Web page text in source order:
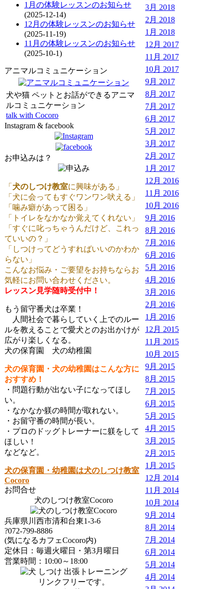
1月の体験レッスンのお知らせ
(2025-12-14)
12月の体験レッスンのお知らせ
(2025-11-19)
11月の体験レッスンのお知らせ
(2025-10-1)
アニマルコミュニケーション
犬や猫 ペットとお話ができるアニマ
ルコミュニケーション
talk with Cocoro
Instagram & facebook
お申込みは？
「 犬のしつけ教室に興味がある」
「犬に会ってもすぐワンワン吠える」
「噛み癖があって困る」
「トイレをなかなか覚えてくれない」
「すぐに叱っちゃうんだけど、これっ
ていいの？」
「しつけってどうすればいいのかわか
らない」
こんなお悩み・ご要望をお持ちならお
気軽にお問い合わせください。
レッスン見学随時受付中！
もう留守番犬は卒業！
人間社会で暮らしていく上でのルー
ルを教えることで愛犬とのお出かけが
広がり楽しくなる。
犬の保育園 犬の幼稚園
犬の保育園・犬の幼稚園はこんな方に
おすすめ！
・問題行動が出ない子になってほし
い。
・なかなか躾の時間が取れない。
・お留守番の時間が長い。
・プロのドッグトレーナーに躾をして
ほしい！
などなど。
犬の保育園・幼稚園は犬のしつけ教室
Cocoro
お問合せ
犬のしつけ教室Cocoro
兵庫県川西市清和台東1-3-6
?072-799-8886
(気になるカフェCocoro内)
定休日：毎週火曜日・第3月曜日
営業時間：10:00～18:00
リンクフリーです。
3月 2018
2月 2018
1月 2018
12月 2017
11月 2017
10月 2017
9月 2017
8月 2017
7月 2017
6月 2017
5月 2017
3月 2017
2月 2017
1月 2017
12月 2016
11月 2016
10月 2016
9月 2016
8月 2016
7月 2016
6月 2016
5月 2016
4月 2016
3月 2016
2月 2016
1月 2016
12月 2015
11月 2015
10月 2015
9月 2015
8月 2015
7月 2015
6月 2015
5月 2015
4月 2015
3月 2015
2月 2015
1月 2015
12月 2014
11月 2014
10月 2014
9月 2014
8月 2014
7月 2014
6月 2014
5月 2014
4月 2014